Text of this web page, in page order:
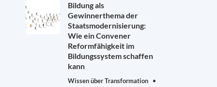
Bildung als
Gewinnerthema der
Staatsmodernisierung:
Wie ein Convener
Reformfähigkeit im
Bildungssystem schaffen
kann
Wissen über Transformation